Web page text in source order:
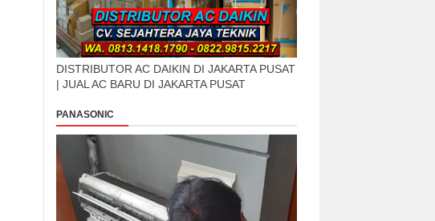
DISTRIBUTOR AC DAIKIN DI JAKARTA PUSAT
| JUAL AC BARU DI JAKARTA PUSAT
PANASONIC